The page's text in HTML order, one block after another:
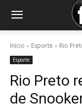
Início Esporte Rio
Esporte
Rio Preto
de